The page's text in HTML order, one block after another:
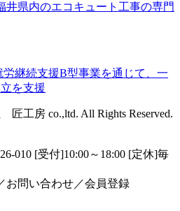
井県内のエコキュート工事の専門
労継続支援B型事業を通じて、一
を支援
工房 co.,ltd. All Rights Reserved.